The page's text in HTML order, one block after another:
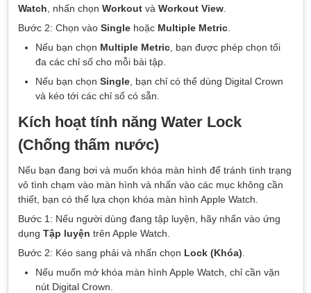
Watch , nhấn chọn Workoutvà Workout View.
Bước 2: Chọn vào Singlehoặc Multiple Metric.
Nếu bạn chọn Multiple Metric, bạn được phép chọn tối
đa các chỉ số cho mỗi bài tập.
Nếu bạn chọn Single, bạn chỉ có thể dùng Digital Crown
và kéo tới các chỉ số có sẵn.
Kích hoạt tính năng Water Lock
(Chống thấm nước)
Nếu bạn đang bơi và muốn khóa màn hình để tránh tình trạng
vô tình chạm vào màn hình và nhấn vào các mục không cần
thiết, bạn có thể lựa chọn khóa màn hình Apple Watch.
Bước 1: Nếu người dùng đang tập luyện, hãy nhấn vào ứng
dụng Tập luyện trên Apple Watch.
Bước 2: Kéo sang phải và nhấn chọn Lock (Khóa)
Nếu muốn mở khóa màn hình Apple Watch, chỉ cần vặn
nút Digital Crown.